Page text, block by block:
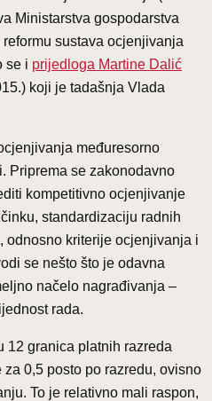
Ministarstva gospodarstva
sustava ocjenjivanja
se i prijedloga Martine Dalić
koji je tadašnja Vlada
međuresorno
Priprema se zakonodavno
kompetitivno ocjenjivanje
standardizaciju radnih
odnosno kriterije ocjenjivanja i
se nešto što je odavna
načelo nagrađivanja –
rada.
12 granica platnih razreda
0,5 posto po razredu, ovisno
To je relativno mali raspon,